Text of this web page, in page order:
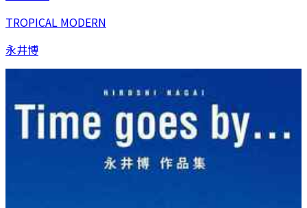
TROPICAL MODERN
永井博